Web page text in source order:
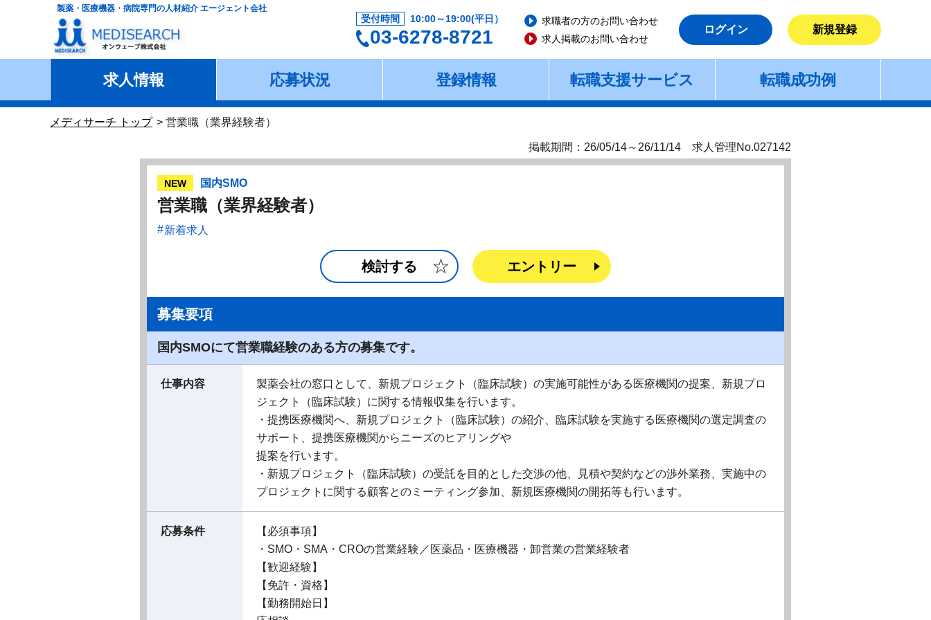
製薬・医療機器・病院専門の人材紹介 エージェント会社
受付時間 10:00～19:00(平日）
03-6278-8721
求職者の方のお問い合わせ
求人掲載のお問い合わせ
ログイン 新規登録
求人情報 応募状況 登録情報 転職支援サービス 転職成功例
メディサーチ トップ 営業職（業界経験者）
掲載期間：26/05/14～26/11/14 求人管理No.027142
NEW 国内SMO
営業職（業界経験者）
新着求人
検討する エントリー
募集要項
国内SMOにて営業職経験のある方の募集です。
仕事内容
製薬会社の窓口として、新規プロジェクト（臨床試験）の実施可能性がある医療機関の提案、新規プロ
ジェクト（臨床試験）に関する情報収集を行います。
・提携医療機関へ、新規プロジェクト（臨床試験）の紹介、臨床試験を実施する医療機関の選定調査の
サポート、提携医療機関からニーズのヒアリングや
提案を行います。
・新規プロジェクト（臨床試験）の受託を目的とした交渉の他、見積や契約などの渉外業務、実施中の
プロジェクトに関する顧客とのミーティング参加、新規医療機関の開拓等も行います。
応募条件
【必須事項】
・SMO・SMA・CROの営業経験／医薬品・医療機器・卸営業の営業経験者
【歓迎経験】
【免許・資格】
【勤務開始日】